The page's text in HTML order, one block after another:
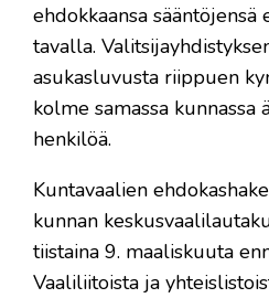
ehdokkaansa
tavalla.
asukasluvusta riippuen
kolme samassa kunnassa
henkilöä.
Kuntavaalien
kunnan
tiistaina 9. maaliskuuta
Vaaliliitoista ja